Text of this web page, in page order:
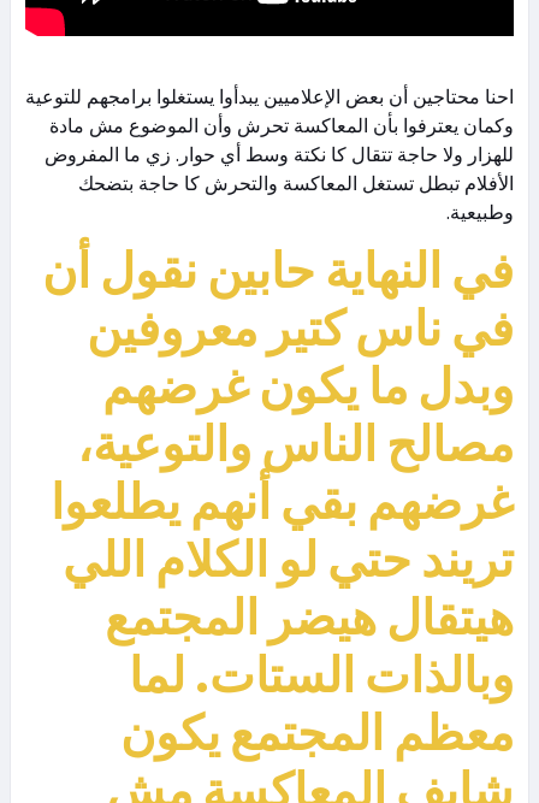
احنا محتاجين أن بعض الإعلاميين يبدأوا يستغلوا برامجهم للتوعية
وكمان يعترفوا بأن المعاكسة تحرش وأن الموضوع مش مادة
للهزار ولا حاجة تتقال كا نكتة وسط أي حوار. زي ما المفروض
الأفلام تبطل تستغل المعاكسة والتحرش كا حاجة بتضحك
وطبيعية.
في النهاية حابين نقول أن
في ناس كتير معروفين
وبدل ما يكون غرضهم
مصالح الناس والتوعية،
غرضهم بقي أنهم يطلعوا
تريند حتي لو الكلام اللي
هيتقال هيضر المجتمع
وبالذات الستات. لما
معظم المجتمع يكون